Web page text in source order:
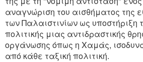
αναγνώριση του αισθήματος της
των Παλαιστινίων ως υποστήριξη
πολιτικής μιας αντιδραστικής
οργάνωσης όπως η Χαμάς,
από κάθε ταξική πολιτική.